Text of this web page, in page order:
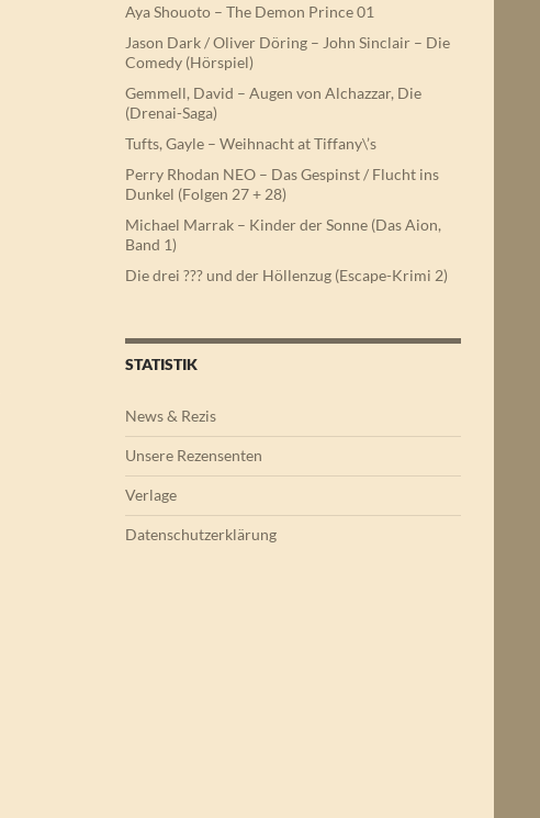
Aya Shouoto – The Demon Prince 01
Jason Dark / Oliver Döring – John Sinclair – Die
Comedy (Hörspiel)
Gemmell, David – Augen von Alchazzar, Die
(Drenai-Saga)
Tufts, Gayle – Weihnacht at Tiffany\’s
Perry Rhodan NEO – Das Gespinst / Flucht ins
Dunkel (Folgen 27 + 28)
Michael Marrak – Kinder der Sonne (Das Aion,
Band 1)
Die drei ??? und der Höllenzug (Escape-Krimi 2)
STATISTIK
News & Rezis
Unsere Rezensenten
Verlage
Datenschutzerklärung